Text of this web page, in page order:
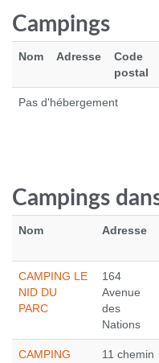
Campings
Nom Adresse
Code
postal
Pas d'hébergement
Campings
Nom Adresse
CAMPING LE
NID DU
PARC
164
Avenue
des
Nations
CAMPING
11 chemin